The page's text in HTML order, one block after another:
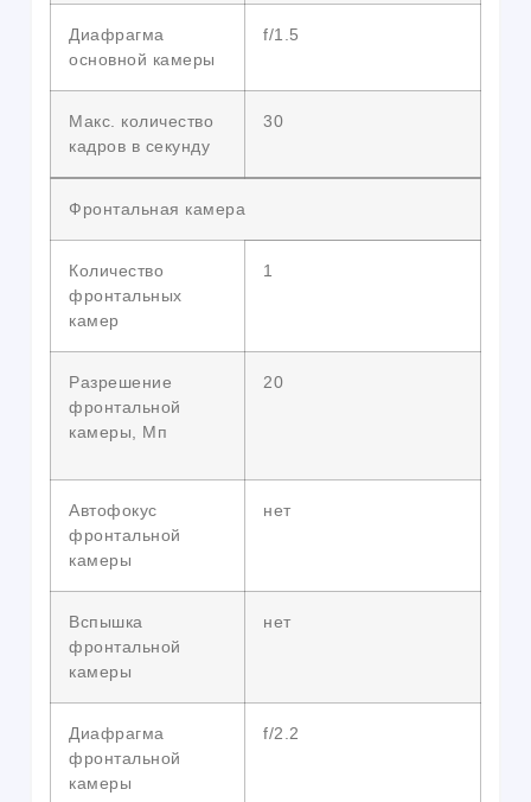
Диафрагма
основной камеры
f/1.5
Макс. количество
кадров в секунду
30
Фронтальная камера
Количество
фронтальных
камер
1
Разрешение
фронтальной
камеры, Мп
20
Автофокус
фронтальной
камеры
нет
Вспышка
фронтальной
камеры
нет
Диафрагма
фронтальной
камеры
f/2.2